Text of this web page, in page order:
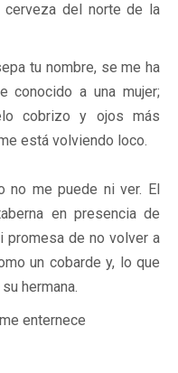
cerveza del norte de la
tu nombre, se me ha
conocido a una mujer;
cobrizo y ojos más
está volviendo loco.
no me puede ni ver. El
en presencia de
de no volver a
un cobarde y, lo que
hermana.
enternece